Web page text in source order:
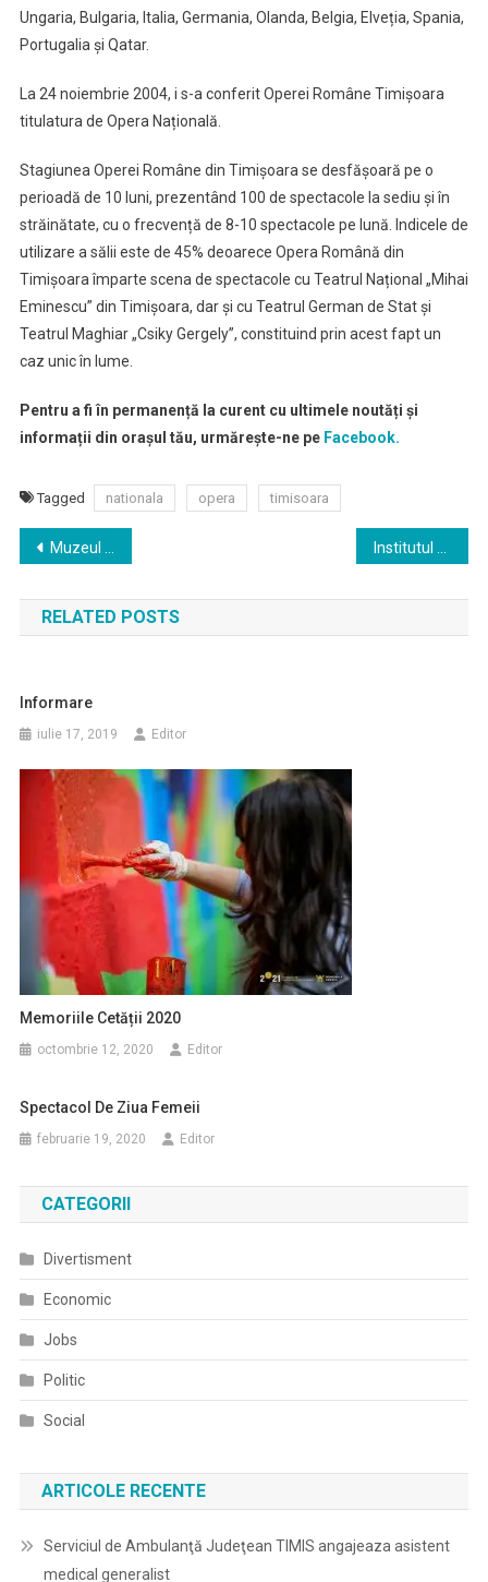
Ungaria, Bulgaria, Italia, Germania, Olanda, Belgia, Elveția, Spania,
Portugalia și Qatar.
La 24 noiembrie 2004, i s-a conferit Operei Române Timișoara
titulatura de Opera Națională.
Stagiunea Operei Române din Timișoara se desfășoară pe o
perioadă de 10 luni, prezentând 100 de spectacole la sediu și în
străinătate, cu o frecvență de 8-10 spectacole pe lună. Indicele de
utilizare a sălii este de 45% deoarece Opera Română din
Timișoara împarte scena de spectacole cu Teatrul Național „Mihai
Eminescu” din Timișoara, dar și cu Teatrul German de Stat și
Teatrul Maghiar „Csiky Gergely”, constituind prin acest fapt un
caz unic în lume.
Pentru a fi în permanență la curent cu ultimele noutăți și
informații din orașul tău, urmărește-ne peFacebook.
Tagged nationala opera timisoara
Navigare
în
articole
Muzeul de Artă Timișoara
RELATED POSTS
Informare
iulie 17, 2019 Editor
Memoriile Cetății 2020
octombrie 12, 2020 Editor
Spectacol De Ziua Femeii
februarie 19, 2020 Editor
CATEGORII
Divertisment
Economic
Jobs
Politic
Social
ARTICOLE RECENTE
Serviciul de Ambulanţă Judeţean TIMIS angajeaza asistent
medical generalist